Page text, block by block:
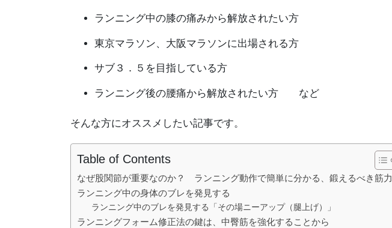
ランニング中の膝の痛みから解放されたい方
東京マラソン、大阪マラソンに出場される方
サブ３．５を目指している方
ランニング後の腰痛から解放されたい方 など
そんな方にオススメしたい記事です。
Table of Contents
なぜ股関節が重要なのか？ ランニング動作で簡単に分かる、鍛えるべき筋力
ランニング中の身体のブレを発見する
ランニング中のブレを発見する「その場ニーアップ（腿上げ）」
ランニングフォーム修正法の鍵は、中臀筋を強化することから